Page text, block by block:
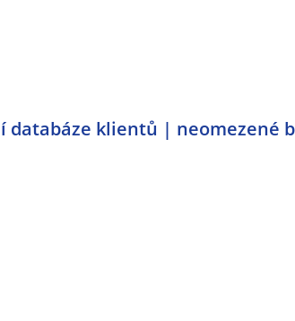
databáze klientů | neomezené